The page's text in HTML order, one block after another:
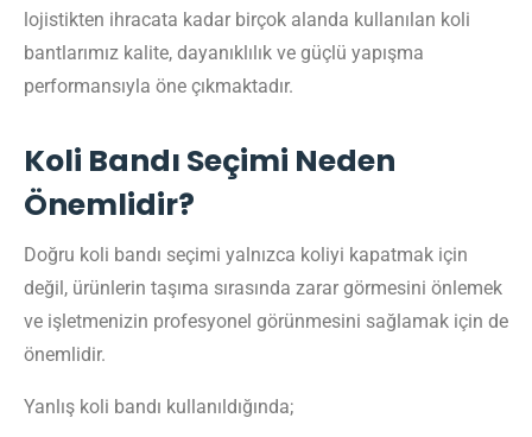
lojistikten ihracata kadar birçok alanda kullanılan koli
bantlarımız kalite, dayanıklılık ve güçlü yapışma
performansıyla öne çıkmaktadır.
Koli Bandı Seçimi Neden
Önemlidir?
Doğru koli bandı seçimi yalnızca koliyi kapatmak için
değil, ürünlerin taşıma sırasında zarar görmesini önlemek
ve işletmenizin profesyonel görünmesini sağlamak için de
önemlidir.
Yanlış koli bandı kullanıldığında;